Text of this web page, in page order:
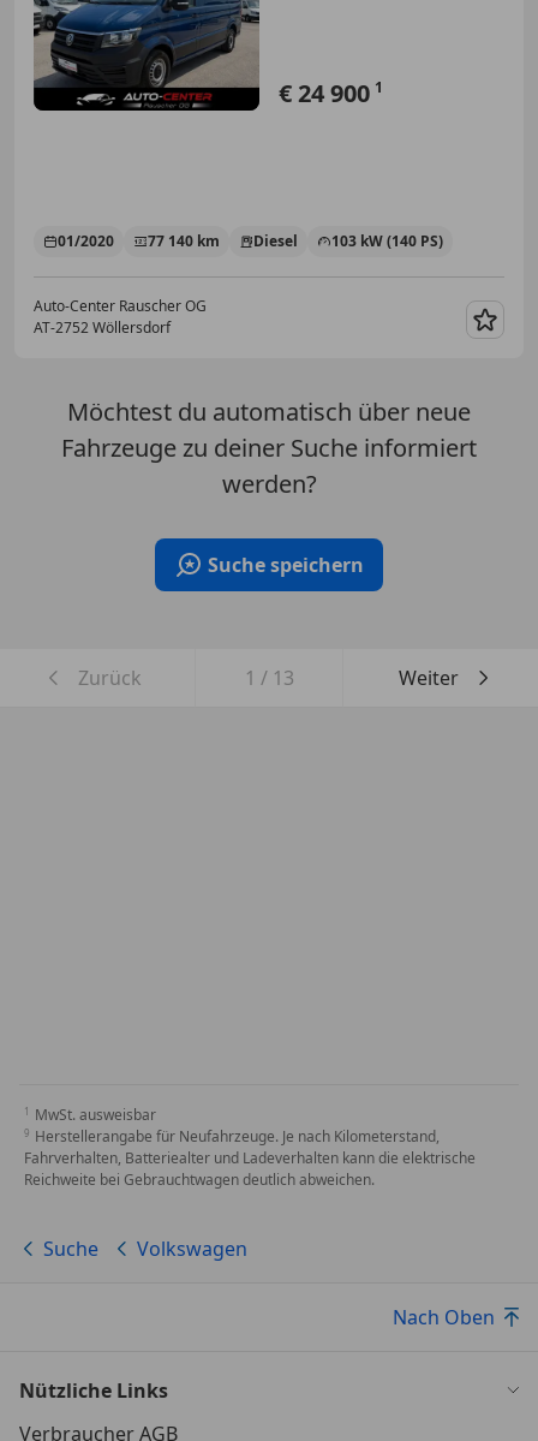
€ 24 900 1
01/2020 77 140 km Diesel 103 kW (140 PS)
Auto-Center Rauscher OG
AT-2752 Wöllersdorf
Möchtest du automatisch über neue
Fahrzeuge zu deiner Suche informiert
werden?
Suche speichern
Zurück 1 / 13 Weiter
MwSt. ausweisbar
Herstellerangabe für Neufahrzeuge. Je nach Kilometerstand,
Fahrverhalten, Batteriealter und Ladeverhalten kann die elektrische
Reichweite bei Gebrauchtwagen deutlich abweichen.
Suche Volkswagen
Nach Oben
Nützliche Links
Verbraucher AGB